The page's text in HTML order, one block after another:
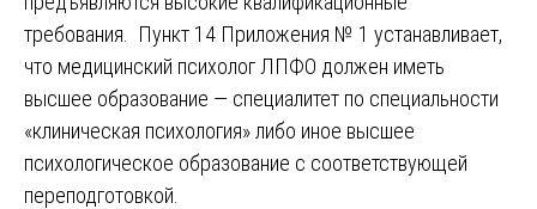
требования. Пункт 14 Приложения № 1 устанавливает,
что медицинский психолог ЛПФО должен иметь
высшее образование — специалитет по специальности
«клиническая психология» либо иное высшее
психологическое образование с соответствующей
переподготовкой.